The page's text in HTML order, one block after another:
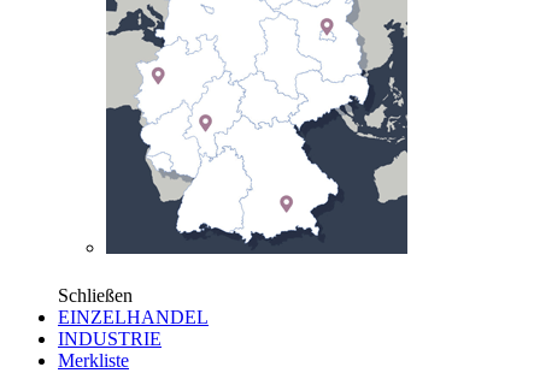
Schließen
EINZELHANDEL
INDUSTRIE
Merkliste